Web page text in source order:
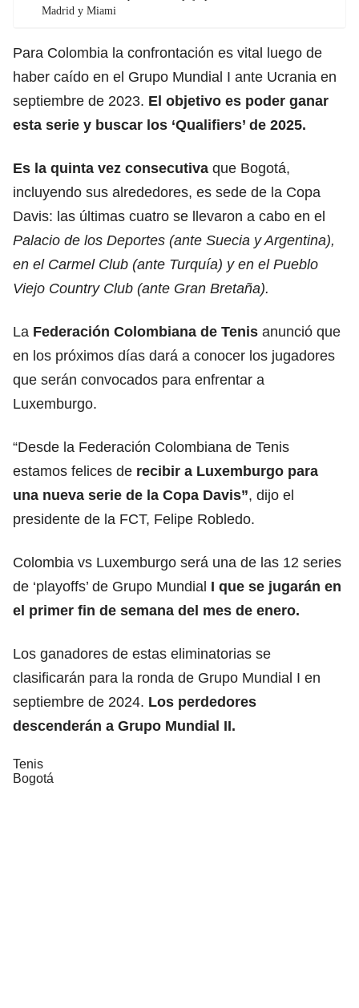
Madrid y Miami
Para Colombia la confrontación es vital luego de
haber caído en el Grupo Mundial I ante Ucrania en
septiembre de 2023. El objetivo es poder ganar
esta serie y buscar los ‘Qualifiers’ de 2025.
Es la quinta vez consecutiva que Bogotá,
incluyendo sus alrededores, es sede de la Copa
Davis: las últimas cuatro se llevaron a cabo en el
Palacio de los Deportes (ante Suecia y Argentina),
en el Carmel Club (ante Turquía) y en el Pueblo
Viejo Country Club (ante Gran Bretaña).
La Federación Colombiana de Tenis anunció que
en los próximos días dará a conocer los jugadores
que serán convocados para enfrentar a
Luxemburgo.
“Desde la Federación Colombiana de Tenis
estamos felices de recibir a Luxemburgo para
una nueva serie de la Copa Davis”, dijo el
presidente de la FCT, Felipe Robledo.
Colombia vs Luxemburgo será una de las 12 series
de ‘playoffs’ de Grupo Mundial I que se jugarán en
el primer fin de semana del mes de enero.
Los ganadores de estas eliminatorias se
clasificarán para la ronda de Grupo Mundial I en
septiembre de 2024. Los perdedores
descenderán a Grupo Mundial II.
Tenis
Bogotá